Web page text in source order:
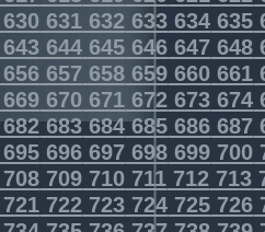
630 631 632 633 634 635
643 644 645 646 647 648
656 657 658 659 660 661
669 670 671 672 673 674
682683684685 686 687
695 696 697 698 699 700
708 709 710 711 712 713
721 722 723 724 725 726